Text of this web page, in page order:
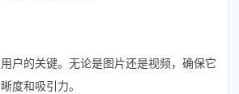
户的关键。无论是图片还是视频，确保它
度和吸引力。